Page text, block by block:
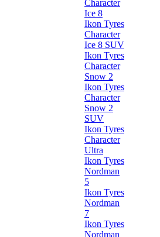
Character
Ice 8
Ikon Tyres
Character
Ice 8 SUV
Ikon Tyres
Character
Snow 2
Ikon Tyres
Character
Snow 2
SUV
Ikon Tyres
Character
Ultra
Ikon Tyres
Nordman
5
Ikon Tyres
Nordman
7
Ikon Tyres
Nordman